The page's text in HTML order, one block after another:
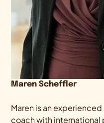
Maren Scheffler
Maren is an
coach with international